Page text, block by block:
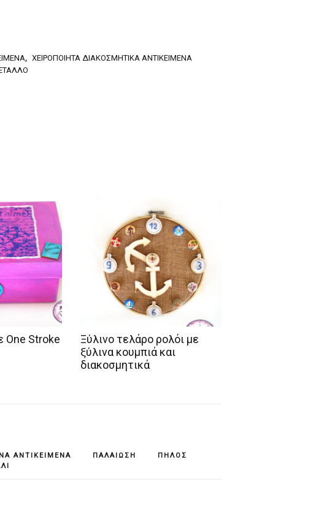
, ΧΕΙΡΟΠΟΊΗΤΑ ΔΙΑΚΟΣΜΗΤΙΚΆ ΑΝΤΙΚΕΊΜΕΝΑ
One Stroke
Ξύλινο τελάρο ρολόι με
ξύλινα κουμπιά και
διακοσμητικά
ΑΝΤΙΚΕΊΜΕΝΆ ΠΑΛΑΊΩΣΗ
ΠΗΛΌΣ